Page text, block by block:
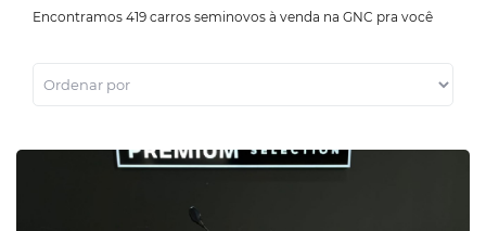
Encontramos 419 carros seminovos à venda na GNC pra você